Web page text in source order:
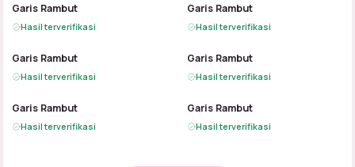
B
Garis Rambut
Hasil terverifikasi
B
Garis Rambut
Hasil terverifikasi
B
Garis Rambut
Hasil terverifikasi
B
Garis Rambut
Hasil terverifikasi
B
Garis Rambut
Hasil terverifikasi
B
Garis Rambut
Hasil terverifikasi